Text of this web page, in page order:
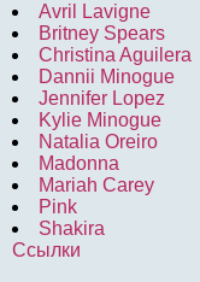
Avril Lavigne
Britney Spears
Christina Aguilera
Dannii Minogue
Jennifer Lopez
Kylie Minogue
Natalia Oreiro
Madonna
Mariah Carey
Pink
Shakira
Ссылки